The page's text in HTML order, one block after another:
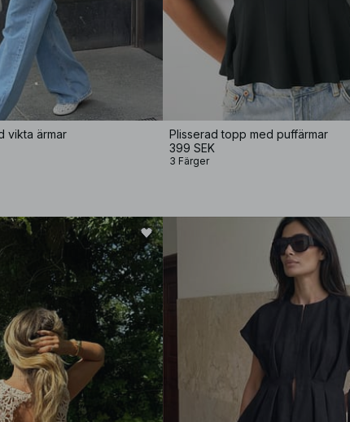
vikta ärmar
Plisserad topp med puffärmar
399 SEK
3 Färger